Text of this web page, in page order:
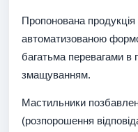
Пропонована
автоматизованою
багатьма перевагами в
змащуванням.
Мастильники
(розпорошення